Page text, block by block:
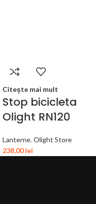
Citește mai mult
Stop bicicleta
Olight RN120
Lanterne, Olight Store
238,00lei